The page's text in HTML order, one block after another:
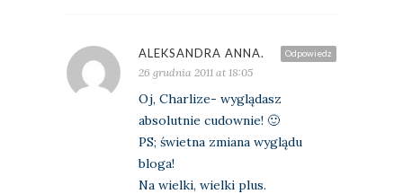
Odpowiedz
ALEKSANDRA ANNA.
26 grudnia 2011 at 18:05
Oj, Charlize- wyglądasz
absolutnie cudownie! 🙂
PS; świetna zmiana wyglądu
bloga!
Na wielki, wielki plus.